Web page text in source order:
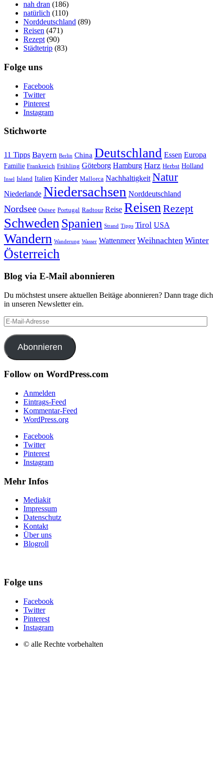
nah dran (186)
natürlich (110)
Norddeutschland (89)
Reisen (471)
Rezept (90)
Städtetrip (83)
Folge uns
Facebook
Twitter
Pinterest
Instagram
Stichworte
11 Tipps Bayern Berlin China Deutschland Essen Europa
Familie Frankreich Frühling Göteborg Hamburg Harz Herbst Holland
Insel Island Italien Kinder Mallorca Nachhaltigkeit Natur
Niederlande Niedersachsen Norddeutschland
Nordsee Ostsee Portugal Radtour Reise Reisen Rezept
Schweden Spanien Strand Tipps Tirol USA
Wandern Wanderung Wasser Wattenmeer Weihnachten Winter
Österreich
Blog via E-Mail abonnieren
Du möchstest unsere aktuellen Beitäge abonnieren? Dann trage dich
in unseren Newsletter ein.
E-
Mail-
Adresse
Abonnieren
Follow on WordPress.com
Anmelden
Eintrags-Feed
Kommentar-Feed
WordPress.org
Facebook
Twitter
Pinterest
Instagram
Mehr Infos
Mediakit
Impressum
Datenschutz
Kontakt
Über uns
Blogroll
Folge uns
Facebook
Twitter
Pinterest
Instagram
© alle Rechte vorbehalten